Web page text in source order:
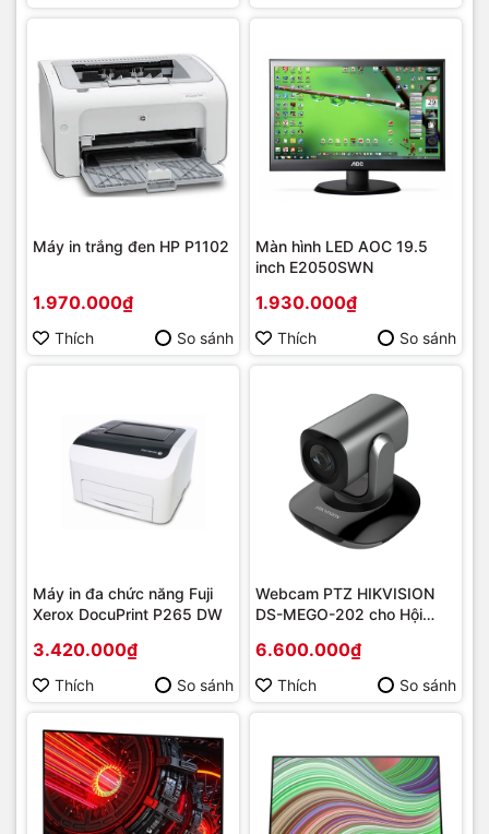
Máy in trắng đen HP P1102
1.970.000₫
Thích So sánh
Màn hình LED AOC 19.5
inch E2050SWN
1.930.000₫
Thích So sánh
Máy in đa chức năng Fuji
Xerox DocuPrint P265 DW
3.420.000₫
Thích So sánh
Webcam PTZ HIKVISION
DS-MEGO-202 cho Hội
6.600.000₫
Thích So sánh